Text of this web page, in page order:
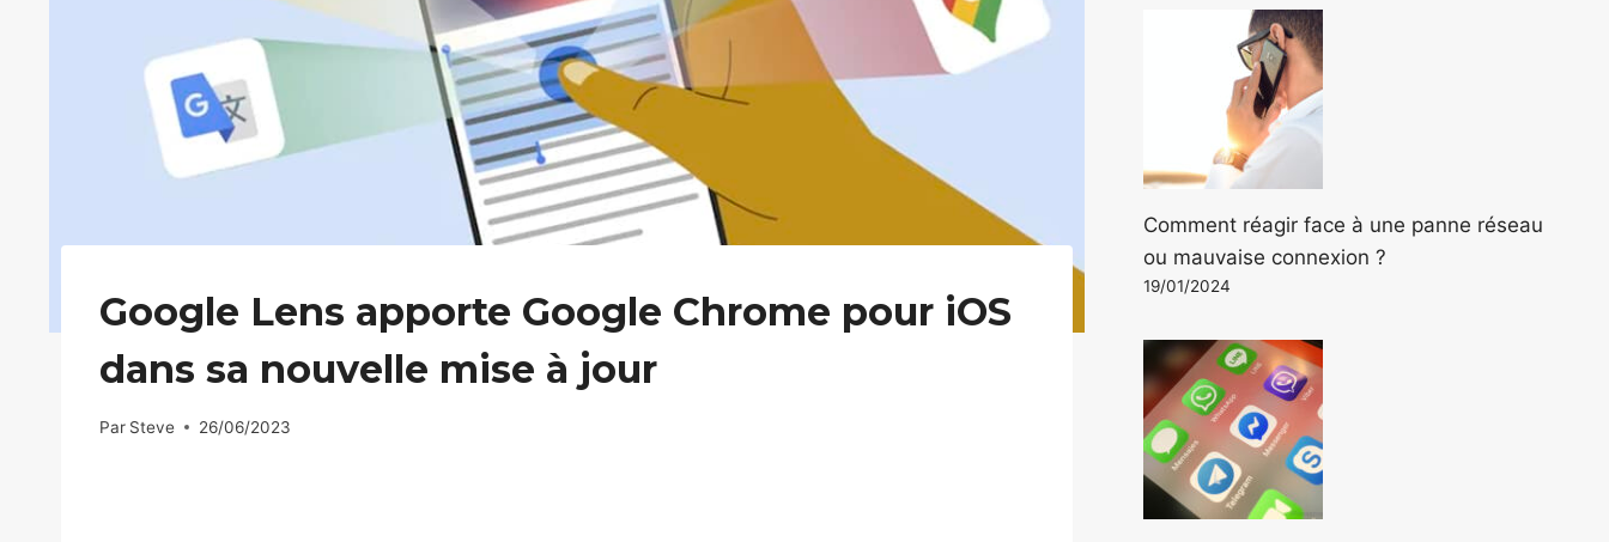
Google Lens apporte Google Chrome pour iOS
dans sa nouvelle mise à jour
Par Steve 26/06/2023
Comment réagir face à une panne réseau
ou mauvaise connexion ?
19/01/2024